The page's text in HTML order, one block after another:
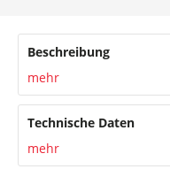
Beschreibung
mehr
Technische Daten
mehr